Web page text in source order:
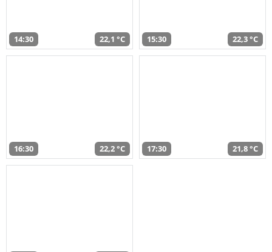
14:30 22,1 °C 15:30 22,3 °C
16:30 22,2 °C 17:30 21,8 °C